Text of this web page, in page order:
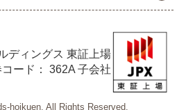
ディングス 東証上場
ード： 362A 子会社
hoikuen. All Rights Reserved.